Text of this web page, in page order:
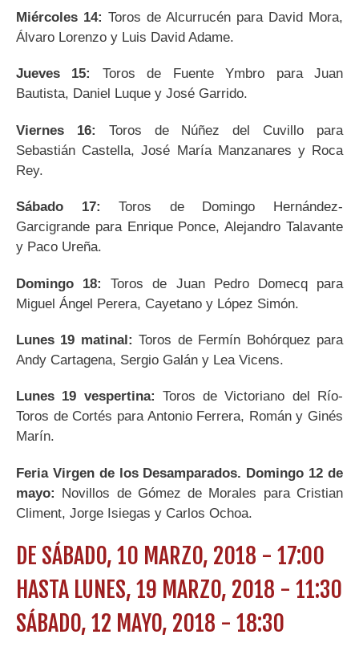
Miércoles 14: Toros de Alcurrucén para David Mora,
Álvaro Lorenzo y Luis David Adame.
Jueves 15: Toros de Fuente Ymbro para Juan
Bautista, Daniel Luque y José Garrido.
Viernes 16: Toros de Núñez del Cuvillo para
Sebastián Castella, José María Manzanares y Roca
Rey.
Sábado 17:Toros de Domingo Hernández-
Garcigrande para Enrique Ponce, Alejandro Talavante
y Paco Ureña.
Domingo 18:
Toros de Juan Pedro Domecq para
Miguel Ángel Perera, Cayetano y López Simón.
Lunes 19 matinal:Toros de Fermín Bohórquez para
Andy Cartagena, Sergio Galán y Lea Vicens.
Lunes 19 vespertina: Toros de Victoriano del Río-
Toros de Cortés para Antonio Ferrera, Román y Ginés
Marín.
Feria Virgen de los Desamparados. Domingo 12 de
mayo: Novillos de Gómez de Morales para Cristian
Climent, Jorge Isiegas y Carlos Ochoa.
DE SÁBADO, 10 MARZO, 2018 - 17:00
HASTA LUNES, 19 MARZO, 2018 - 11:30
SÁBADO, 12 MAYO, 2018 - 18:30